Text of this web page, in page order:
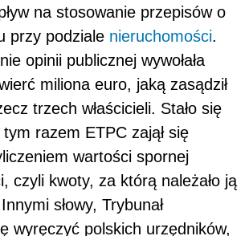
na stosowanie przepisów o
przy podziale nieruchomości.
opinii publicznej wywołała
miliona euro, jaką zasądził
trzech właścicieli. Stało się
razem ETPC zajął się
wartości spornej
czyli kwoty, za którą należało ją
słowy, Trybunał
wyręczyć polskich urzędników,